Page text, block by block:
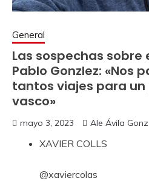
General
Las sospechas sobre
Pablo Gonzlez: «Nos
tantos viajes para
vasco»
mayo 3, 2023 Ale Ávila
XAVIER COLLS
@xaviercolas